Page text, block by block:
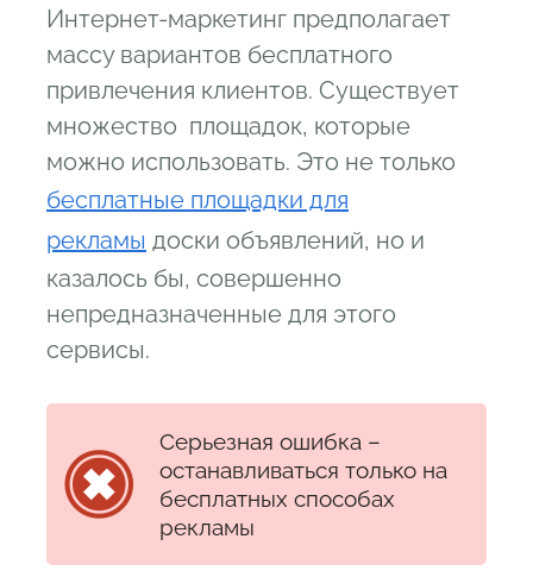
Интернет-маркетинг предполагает
массу вариантов бесплатного
привлечения клиентов. Существует
множество площадок, которые
можно использовать. Это не только
бесплатные площадки для
рекламы доски объявлений, но и
казалось бы, совершенно
непредназначенные для этого
сервисы.
Серьезная ошибка –
останавливаться только на
бесплатных способах
рекламы